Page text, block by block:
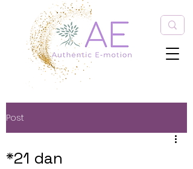
Post
*21 dan